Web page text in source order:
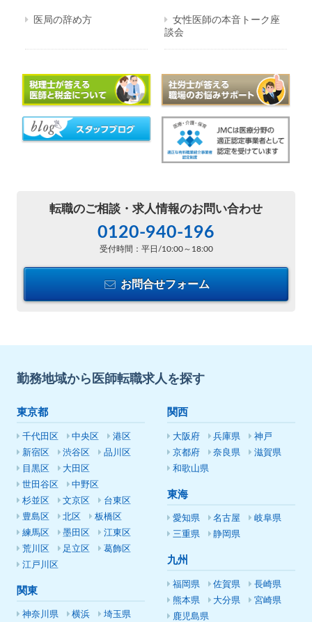
医局の辞め方
女性医師の本音トーク座
談会
転職のご相談・ 求人情報のお問い合わせ
0120-940-196
受付時間：平日/10:00～18:00
お問合せフォーム
勤務地域から医師転職求人を探す
東京都
千代田区 中央区
港区
新宿区
渋谷区
品川区
目黒区
大田区
世田谷区
中野区
杉並区
文京区
台東区
豊島区
北区
板橋区
練馬区
墨田区
江東区
荒川区
足立区
葛飾区
江戸川区
関東
神奈川県 横浜
埼玉県
関西
大阪府 兵庫県
神戸
京都府
奈良県
滋賀県
和歌山県
東海
愛知県 名古屋
岐阜県
三重県
静岡県
九州
福岡県 佐賀県
長崎県
熊本県
大分県
宮崎県
鹿児島県